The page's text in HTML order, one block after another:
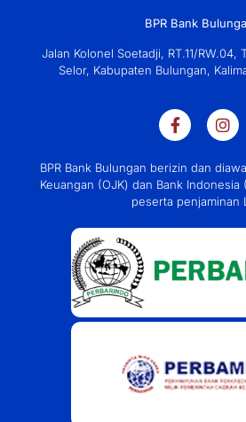
BPR Bank
Jalan Kolonel Soetadji, RT.11/RW.04,
Selor, Kabupaten Bulungan,
BPR Bank Bulungan berizin dan
Keuangan (OJK) dan Bank Indonesia
peserta penjaminan